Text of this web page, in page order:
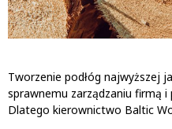
Tworzenie podłóg najwyższej
sprawnemu zarządzaniu firmą
Dlatego kierownictwo Baltic